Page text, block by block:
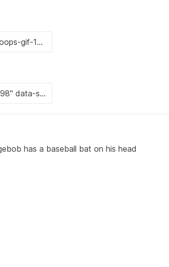
has a baseball bat on his head